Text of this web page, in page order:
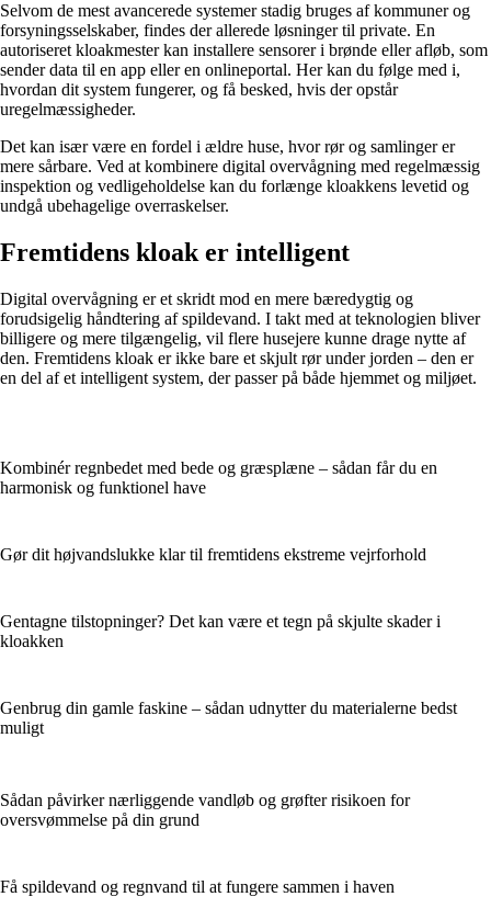
Selvom de mest avancerede systemer stadig bruges af kommuner og
forsyningsselskaber, findes der allerede løsninger til private. En
autoriseret kloakmester kan installere sensorer i brønde eller afløb, som
sender data til en app eller en onlineportal. Her kan du følge med i,
hvordan dit system fungerer, og få besked, hvis der opstår
uregelmæssigheder.
Det kan især være en fordel i ældre huse, hvor rør og samlinger er
mere sårbare. Ved at kombinere digital overvågning med regelmæssig
inspektion og vedligeholdelse kan du forlænge kloakkens levetid og
undgå ubehagelige overraskelser.
Fremtidens kloak er intelligent
Digital overvågning er et skridt mod en mere bæredygtig og
forudsigelig håndtering af spildevand. I takt med at teknologien bliver
billigere og mere tilgængelig, vil flere husejere kunne drage nytte af
den. Fremtidens kloak er ikke bare et skjult rør under jorden – den er
en del af et intelligent system, der passer på både hjemmet og miljøet.
Kombinér regnbedet med bede og græsplæne – sådan får du en
harmonisk og funktionel have
Gør dit højvandslukke klar til fremtidens ekstreme vejrforhold
Gentagne tilstopninger? Det kan være et tegn på skjulte skader i
kloakken
Genbrug din gamle faskine – sådan udnytter du materialerne bedst
muligt
Sådan påvirker nærliggende vandløb og grøfter risikoen for
oversvømmelse på din grund
Få spildevand og regnvand til at fungere sammen i haven